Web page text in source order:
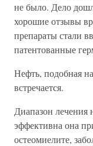
не было. Дело
хорошие отзывы
препараты стали
патентованные
Нефть, подобная
встречается.
Диапазон
эффективна она
остеомиелите,